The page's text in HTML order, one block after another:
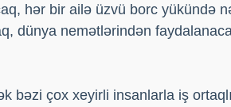
hər bir ailə üzvü borc yükündə
dünya nemətlərindən
bəzi çox xeyirli insanlarla iş